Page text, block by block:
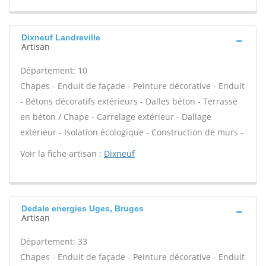
Dixneuf Landreville
Artisan
Département: 10
Chapes - Enduit de façade - Peinture décorative - Enduit
- Bétons décoratifs extérieurs - Dalles béton - Terrasse
en béton / Chape - Carrelage extérieur - Dallage
extérieur - Isolation écologique - Construction de murs -
Voir la fiche artisan : Dixneuf
Dedale energies Uges, Bruges
Artisan
Département: 33
Chapes - Enduit de façade - Peinture décorative - Enduit